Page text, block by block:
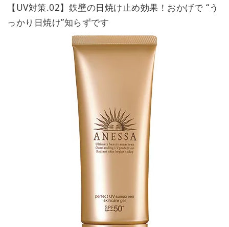
【UV対策.02】鉄壁の日焼け止め効果！おかげで “う
っかり日焼け”知らずです